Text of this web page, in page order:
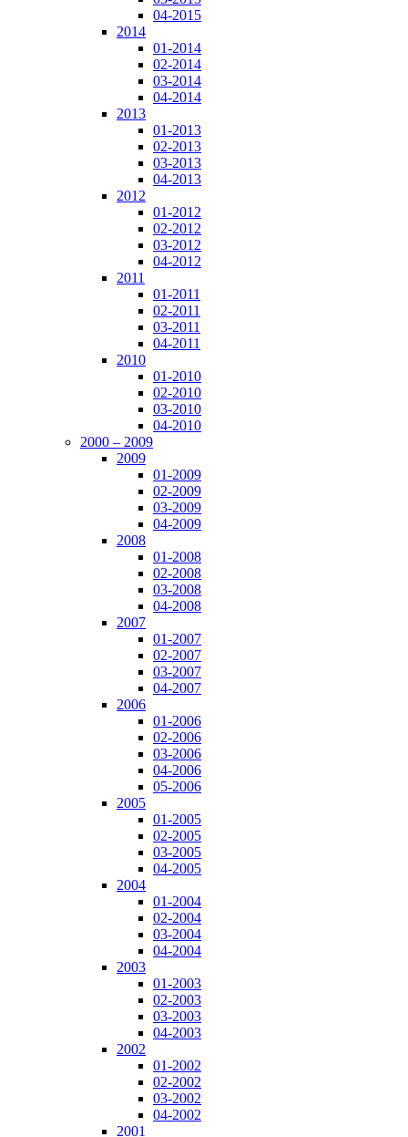
04-2015
2014
01-2014
02-2014
03-2014
04-2014
2013
01-2013
02-2013
03-2013
04-2013
2012
01-2012
02-2012
03-2012
04-2012
2011
01-2011
02-2011
03-2011
04-2011
2010
01-2010
02-2010
03-2010
04-2010
2000 – 2009
2009
01-2009
02-2009
03-2009
04-2009
2008
01-2008
02-2008
03-2008
04-2008
2007
01-2007
02-2007
03-2007
04-2007
2006
01-2006
02-2006
03-2006
04-2006
05-2006
2005
01-2005
02-2005
03-2005
04-2005
2004
01-2004
02-2004
03-2004
04-2004
2003
01-2003
02-2003
03-2003
04-2003
2002
01-2002
02-2002
03-2002
04-2002
2001